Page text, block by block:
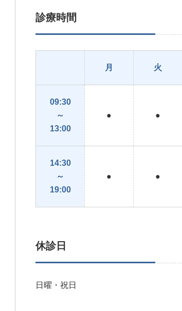
診療時間
月 火
09:30
～
13:00
● ●
14:30
～
19:00
● ●
休診日
日曜・祝日